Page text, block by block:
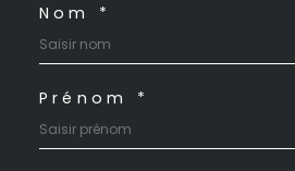
Nom *
Prénom *